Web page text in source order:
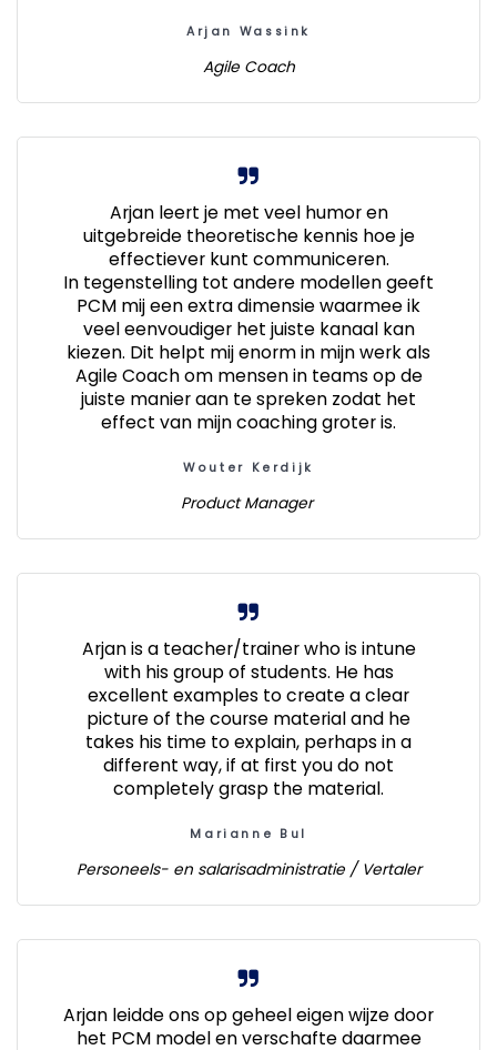
Arjan Wassink
Agile Coach
Arjan leert je met veel humor en
uitgebreide theoretische kennis hoe je
effectiever kunt communiceren.
In tegenstelling tot andere modellen geeft
PCM mij een extra dimensie waarmee ik
veel eenvoudiger het juiste kanaal kan
kiezen. Dit helpt mij enorm in mijn werk als
Agile Coach om mensen in teams op de
juiste manier aan te spreken zodat het
effect van mijn coaching groter is.
Wouter Kerdijk
Product Manager
Arjan is a teacher/trainer who is intune
with his group of students. He has
excellent examples to create a clear
picture of the course material and he
takes his time to explain, perhaps in a
different way, if at first you do not
completely grasp the material.
Marianne Bul
Personeels- en salarisadministratie / Vertaler
Arjan leidde ons op geheel eigen wijze door
het PCM model en verschafte daarmee